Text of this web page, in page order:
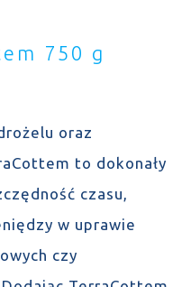
750 g
oraz
to dokonały
czasu,
w uprawie
czy